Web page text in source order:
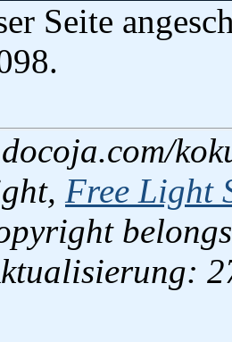
Seite
Free Light